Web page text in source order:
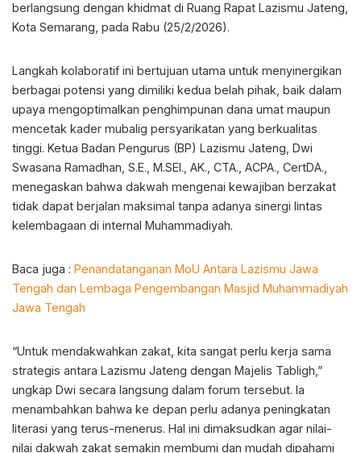
berlangsung dengan khidmat di Ruang Rapat Lazismu Jateng,
Kota Semarang, pada Rabu (25/2/2026).
Langkah kolaboratif ini bertujuan utama untuk menyinergikan
berbagai potensi yang dimiliki kedua belah pihak, baik dalam
upaya mengoptimalkan penghimpunan dana umat maupun
mencetak kader mubalig persyarikatan yang berkualitas
tinggi. Ketua Badan Pengurus (BP) Lazismu Jateng, Dwi
Swasana Ramadhan, S.E., M.SEI., AK., CTA., ACPA., CertDA.,
menegaskan bahwa dakwah mengenai kewajiban berzakat
tidak dapat berjalan maksimal tanpa adanya sinergi lintas
kelembagaan di internal Muhammadiyah.
Baca juga : Penandatanganan MoU Antara Lazismu Jawa
Tengah dan Lembaga Pengembangan Masjid Muhammadiyah
Jawa Tengah
“Untuk mendakwahkan zakat, kita sangat perlu kerja sama
strategis antara Lazismu Jateng dengan Majelis Tabligh,”
ungkap Dwi secara langsung dalam forum tersebut. Ia
menambahkan bahwa ke depan perlu adanya peningkatan
literasi yang terus-menerus. Hal ini dimaksudkan agar nilai-
nilai dakwah zakat semakin membumi dan mudah dipahami